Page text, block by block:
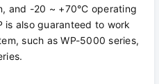
and -20 ~ +70°C operating
is also guaranteed to work
such as WP-5000 series,